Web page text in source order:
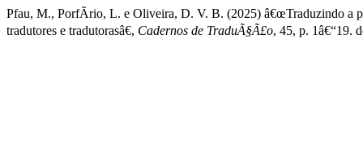
Pfau, M., PorfÃ­rio, L. e Oliveira, D. V. B. (2025) â€œTraduzindo a
tradutores e tradutorasâ€, Cadernos de TraduÃ§Ã£o, 45, p. 1â€“19.